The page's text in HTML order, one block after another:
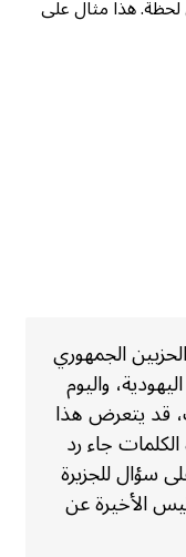
هذا مثال على
الجمهوري
واليوم
قد يتعرض هذا
جاء رد
سؤال للجزيرة
الأخيرة عن